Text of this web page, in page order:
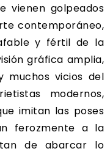
vienen golpeados
contemporáneo,
y fértil de la
gráfica amplia,
muchos vicios del
modernos,
imitan las poses
ferozmente a la
de abarcar lo